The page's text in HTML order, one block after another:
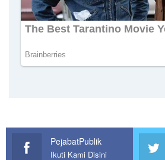
PejabatPublik
Ikuti Kami Disini